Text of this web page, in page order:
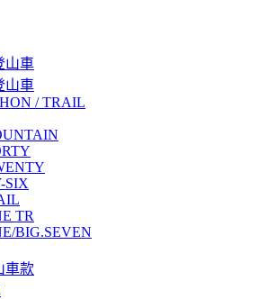
山車
山車
/ TRAIL
SIX
TR
BIG.SEVEN
車款